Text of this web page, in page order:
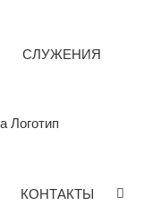
СЛУЖЕНИЯ
КОНТАКТЫ